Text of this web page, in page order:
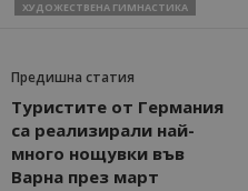
ХУДОЖЕСТВЕНА ГИМНАСТИКА
Предишна статия
Туристите от Германия
са реализирали най-
много нощувки във
Варна през март